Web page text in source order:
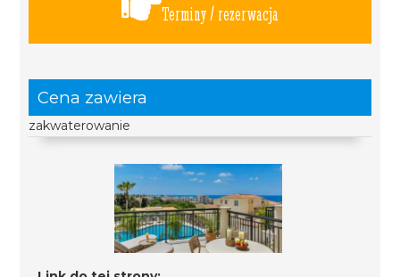
Terminy / rezerwacja
Cena zawiera
zakwaterowanie